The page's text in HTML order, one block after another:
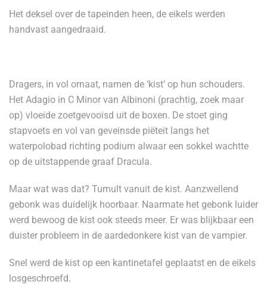
Het deksel over de tapeinden heen, de eikels werden
handvast aangedraaid.
Dragers, in vol ornaat, namen de ‘kist’ op hun schouders.
Het Adagio in C Minor van Albinoni (prachtig, zoek maar
op) vloeide zoetgevooisd uit de boxen. De stoet ging
stapvoets en vol van geveinsde piëteit langs het
waterpolobad richting podium alwaar een sokkel wachtte
op de uitstappende graaf Dracula.
Maar wat was dat? Tumult vanuit de kist. Aanzwellend
gebonk was duidelijk hoorbaar. Naarmate het gebonk luider
werd bewoog de kist ook steeds meer. Er was blijkbaar een
duister probleem in de aardedonkere kist van de vampier.
Snel werd de kist op een kantinetafel geplaatst en de eikels
losgeschroefd.